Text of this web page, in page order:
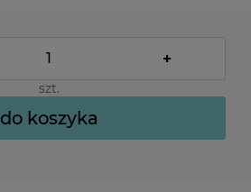
+
szt.
do koszyka